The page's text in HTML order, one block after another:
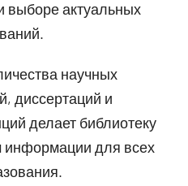
актуальных
научных
диссертаций и
делает библиотеку
информации для всех